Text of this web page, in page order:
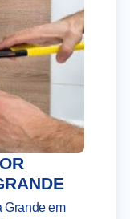
Grande em